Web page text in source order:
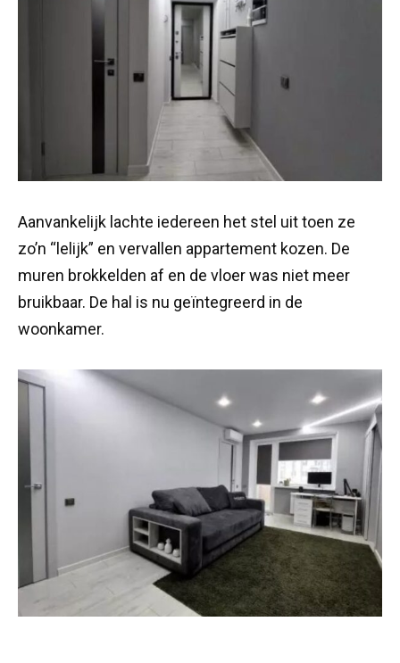
Aanvankelijk lachte iedereen het stel uit toen ze
zo’n “lelijk” en vervallen appartement kozen. De
muren brokkelden af en de vloer was niet meer
bruikbaar. De hal is nu geïntegreerd in de
woonkamer.